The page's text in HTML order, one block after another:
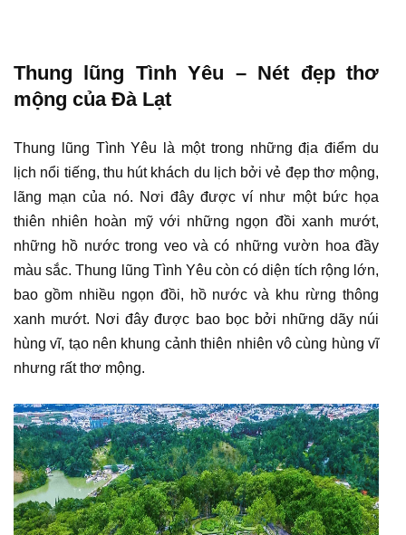
Thung lũng Tình Yêu – Nét đẹp thơ
mộng của Đà Lạt
Thung lũng Tình Yêu là một trong những địa điểm du
lịch nổi tiếng, thu hút khách du lịch bởi vẻ đẹp thơ mộng,
lãng mạn của nó. Nơi đây được ví như một bức họa
thiên nhiên hoàn mỹ với những ngọn đồi xanh mướt,
những hồ nước trong veo và có những vườn hoa đầy
màu sắc. Thung lũng Tình Yêu còn có diện tích rộng lớn,
bao gồm nhiều ngọn đồi, hồ nước và khu rừng thông
xanh mướt. Nơi đây được bao bọc bởi những dãy núi
hùng vĩ, tạo nên khung cảnh thiên nhiên vô cùng hùng vĩ
nhưng rất thơ mộng.